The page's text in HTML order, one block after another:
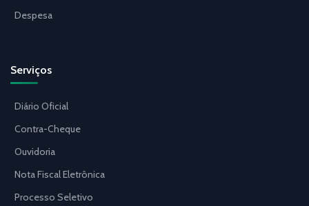
Despesa
Serviços
Diário Oficial
Contra-Cheque
Ouvidoria
Nota Fiscal Eletrônica
Processo Seletivo